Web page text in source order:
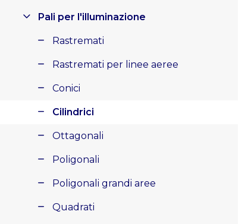
Pali per l'illuminazione
Rastremati
Rastremati per linee aeree
Conici
Cilindrici
Ottagonali
Poligonali
Poligonali grandi aree
Quadrati